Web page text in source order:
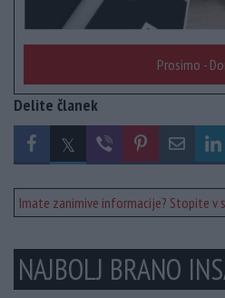
Prosimo -
Delite članek
Imate zanimive informacije? Stopite v
NAJBOLJ BRANO